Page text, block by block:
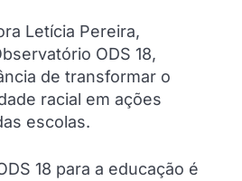
Letícia Pereira,
ODS 18,
de transformar o
racial em ações
escolas.
18 para a educação é